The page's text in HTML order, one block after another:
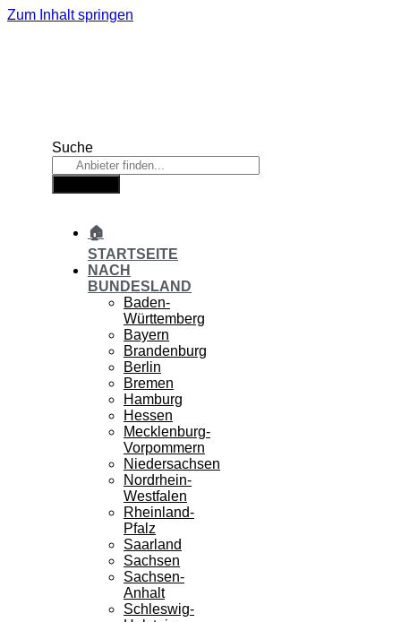
Zum Inhalt springen
Suche
🏠
STARTSEITE
NACH
BUNDESLAND
Baden-
Württemberg
Bayern
Brandenburg
Berlin
Bremen
Hamburg
Hessen
Mecklenburg-
Vorpommern
Niedersachsen
Nordrhein-
Westfalen
Rheinland-
Pfalz
Saarland
Sachsen
Sachsen-
Anhalt
Schleswig-